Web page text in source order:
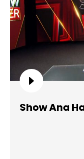
Show Ana